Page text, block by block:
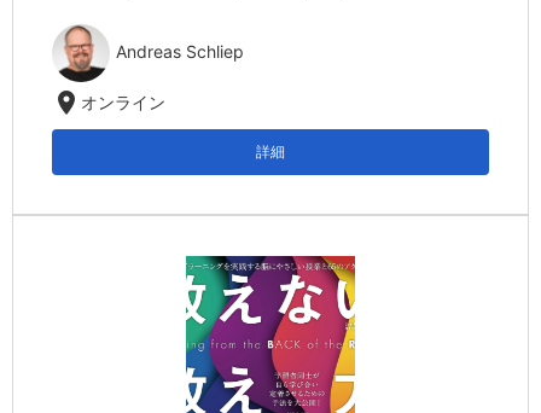
Andreas Schliep
location_on オンライン
詳細